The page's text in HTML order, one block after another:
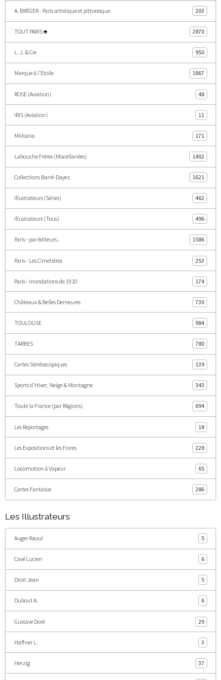
A. BRÉGER - Paris artistique et pittoresque 203
TOUT PARIS ♣ 2870
L. J. & Cie 950
Marque à l'Etoile 1867
ROSE (Aviation) 48
IRIS (Aviation) 11
Militaria 171
Labouche Frères (Miscellanées) 1402
Collections Barré-Dayez 1621
Illustrateurs (Séries) 462
Illustrateurs (Tous) 496
Paris - par éditeurs.. 1586
Paris - Les Cimetières 253
Paris - Inondations de 1910 174
Châteaux & Belles Demeures 730
TOULOUSE 984
TARBES 780
Cartes Stéréoscopiques 139
Sports d'Hiver, Neige & Montagne 343
Toute la France (par Régions) 694
Les Reportages 18
Les Expositions et les Foires 228
Locomotion à Vapeur 65
Cartes Fantaisie 286
Les Illustrateurs
Auger Raoul 5
Cavé Lucien 6
Droit Jean 5
Dubout A. 6
Gustave Doré 29
Haffner L. 3
Herzig 37